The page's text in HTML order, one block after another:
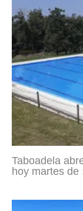
Taboadela
hoy martes